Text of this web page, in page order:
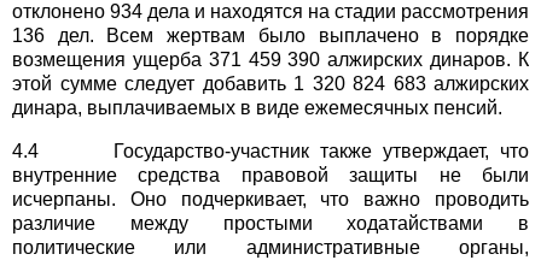
отклонено 934 дела и находятся на стадии рассмотрения
136 дел. Всем жертвам было выплачено в порядке
возмещения ущерба 371 459 390 алжирских динаров. К
этой сумме следует добавить 1 320 824 683 алжирских
динара, выплачиваемых в виде ежемесячных пенсий.
4.4 Государство-участник также утверждает, что
внутренние средства правовой защиты не были
исчерпаны. Оно подчеркивает, что важно проводить
различие между простыми ходатайствами в
политические или административные органы,